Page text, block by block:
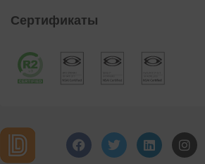
Сертификаты